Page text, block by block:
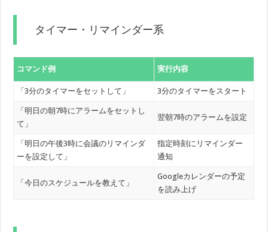
タイマー・リマインダー系
コマンド例 実行内容
「3分のタイマーをセットして」 3分のタイマーをスタート
「明日の朝7時にアラームをセットし
て」
翌朝7時のアラームを設定
「明日の午後3時に会議のリマインダ
ーを設定して」
指定時刻にリマインダー
通知
「今日のスケジュールを教えて」
Googleカレンダーの予定
を読み上げ